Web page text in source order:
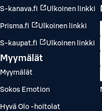
S-kanava.fi Ulkoinen linkki
Prisma.fi Ulkoinen linkki
S-kaupat.fi Ulkoinen linkki
Myymälät
Myymälät
Sokos Emotion
Hyvä Olo -hoitolat